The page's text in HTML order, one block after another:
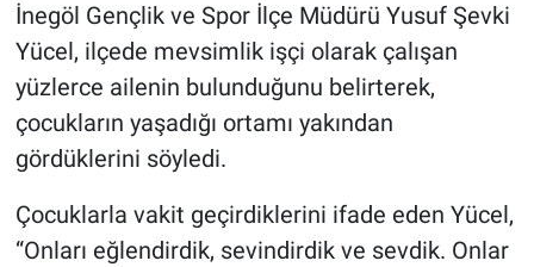
İnegöl Gençlik ve Spor İlçe Müdürü Yusuf Şevki
Yücel, ilçede mevsimlik işçi olarak çalışan
yüzlerce ailenin bulunduğunu belirterek,
çocukların yaşadığı ortamı yakından
gördüklerini söyledi.
Çocuklarla vakit geçirdiklerini ifade eden Yücel,
“Onları eğlendirdik, sevindirdik ve sevdik. Onlar